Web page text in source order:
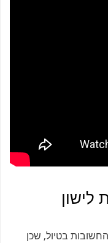
לישון
בטיול, שכן